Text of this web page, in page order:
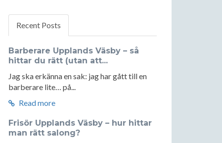
Recent Posts
Barberare Upplands Väsby – så
hittar du rätt (utan att...
Jag ska erkänna en sak: jag har gått till en
barberare lite… på...
Read more
Frisör Upplands Väsby – hur hittar
man rätt salong?